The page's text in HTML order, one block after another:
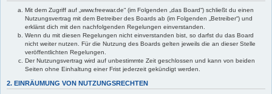
Mit dem Zugriff auf „www.freewar.de“ (im Folgenden „das Board“) schließt du einen
Nutzungsvertrag mit dem Betreiber des Boards ab (im Folgenden „Betreiber“) und
erklärst dich mit den nachfolgenden Regelungen einverstanden.
Wenn du mit diesen Regelungen nicht einverstanden bist, so darfst du das Board
nicht weiter nutzen. Für die Nutzung des Boards gelten jeweils die an dieser Stelle
veröffentlichten Regelungen.
Der Nutzungsvertrag wird auf unbestimmte Zeit geschlossen und kann von beiden
Seiten ohne Einhaltung einer Frist jederzeit gekündigt werden.
2. EINRÄUMUNG VON NUTZUNGSRECHTEN